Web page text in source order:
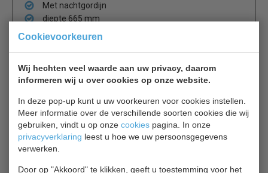
Cookievoorkeuren
Wij hechten veel waarde aan uw privacy, daarom
informeren wij u over cookies op onze website.
In deze pop-up kunt u uw voorkeuren voor cookies instellen.
Meer informatie over de verschillende soorten cookies die wij
gebruiken, vindt u op onze cookies pagina. In onze
privacyverklaring leest u hoe we uw persoonsgegevens
verwerken.
Door op "Akkoord" te klikken, geeft u toestemming voor het
Met nachtgordijn
diepte 665 mm
Is dit iets voor jou?
Tefcold MC+B150S
Wandkoeling
€ 6850,00 € 5069,00